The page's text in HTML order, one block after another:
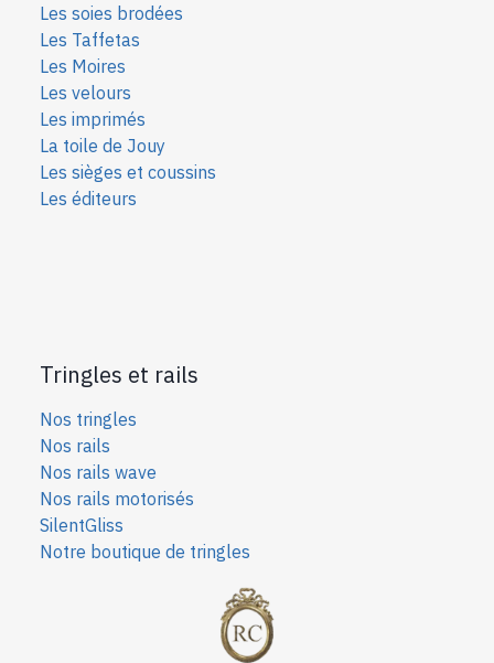
Les soies brodées
Les Taffetas
Les Moires
Les velours
Les imprimés
La toile de Jouy
Les sièges et coussins
Les éditeurs
Tringles et rails
Nos tringles
Nos rails
Nos rails wave
Nos rails motorisés
SilentGliss
Notre boutique de tringles